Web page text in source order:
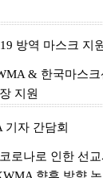
방역 마스크 지
& 한국마스크
지원
기자 간담회
나로 인한 선교